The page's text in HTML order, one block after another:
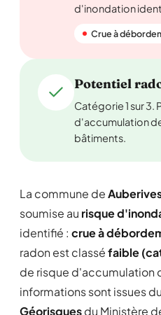
d'inondation
Crue à
Potentiel
Catégorie 1 sur 3.
d'accumulation
bâtiments.
La commune de
soumise au risque
identifié : crue à
radon est classéfaible
de risque d'accumulation
informations sont issues
Géorisquesdu Ministère